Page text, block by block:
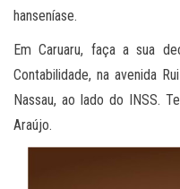
hanseníase.
Em Caruaru, faça a sua
Contabilidade, na avenida
Nassau, ao lado do INSS.
Araújo.